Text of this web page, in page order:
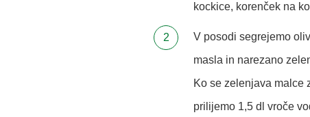
kockice, korenček na
V posodi segrejemo
masla in narezano
Ko se zelenjava malce
prilijemo 1,5 dl vroče